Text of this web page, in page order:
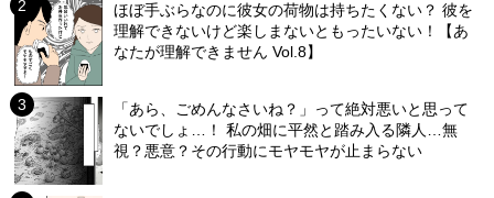
ほぼ手ぶらなのに彼女の荷物は持ちたくない？ 彼を
理解できないけど楽しまないともったいない！【あ
なたが理解できません Vol.8】
「あら、ごめんなさいね？」って絶対悪いと思って
ないでしょ…！ 私の畑に平然と踏み入る隣人…無
視？悪意？その行動にモヤモヤが止まらない